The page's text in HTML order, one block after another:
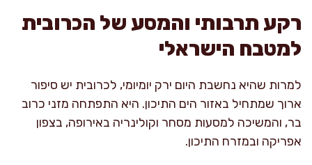
רקע תרבותי והמסע של הכרובית
למטבח הישראלי
למרות שהיא נחשבת היום ירק יומיומי, לכרובית יש סיפור
ארוך שמתחיל באזור הים התיכון. היא התפתחה מזני כרוב
בר, והמשיכה למסעות מסחר וקולינריה באירופה, בצפון
אפריקה ובמזרח התיכון.